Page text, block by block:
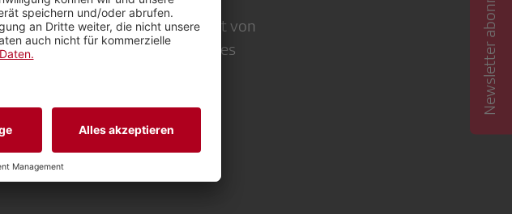
für die Eigenständigkeit von
eigene Zimmer, das für so vieles
Newsletter abonnieren